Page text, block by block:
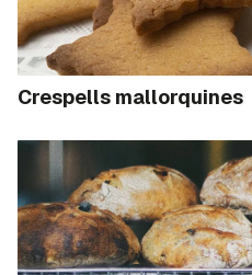
Crespells mallorquines